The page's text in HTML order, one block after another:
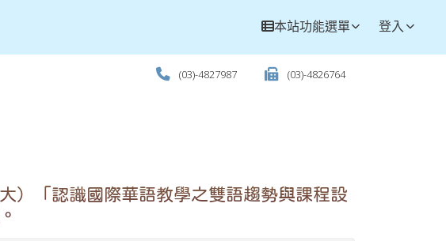
本站功能選單 登入
(03)-4827987 (03)-4826764
）「認識國際華語教學之雙語趨勢與課程設